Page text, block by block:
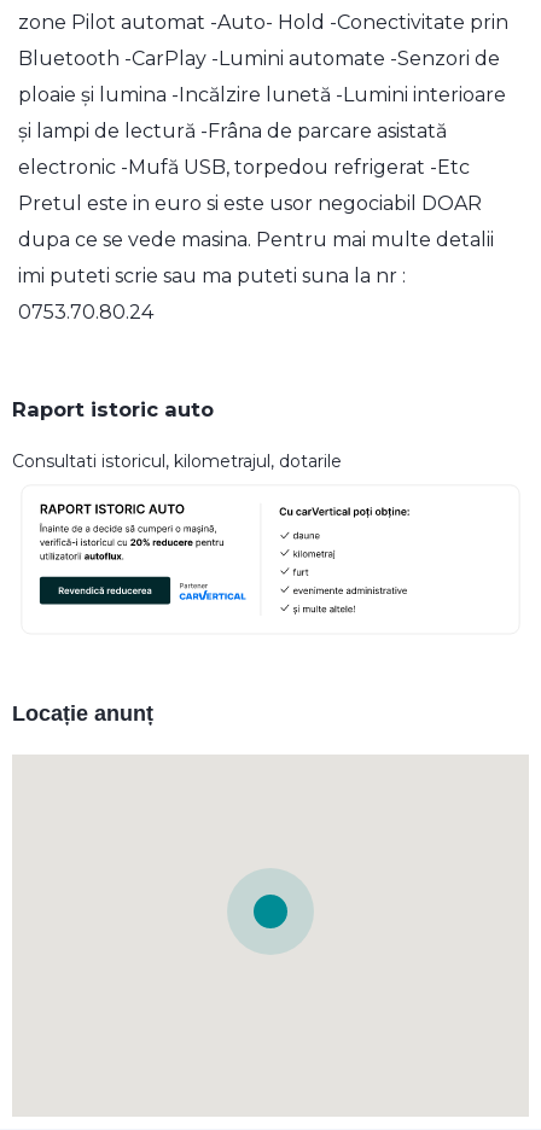
zone Pilot automat -Auto- Hold -Conectivitate prin
Bluetooth -CarPlay -Lumini automate -Senzori de
ploaie și lumina -Incălzire lunetă -Lumini interioare
și lampi de lectură -Frâna de parcare asistată
electronic -Mufă USB, torpedou refrigerat -Etc
Pretul este in euro si este usor negociabil DOAR
dupa ce se vede masina. Pentru mai multe detalii
imi puteti scrie sau ma puteti suna la nr :
0753.70.80.24
Raport istoric auto
Consultati istoricul, kilometrajul, dotarile
Locație anunț